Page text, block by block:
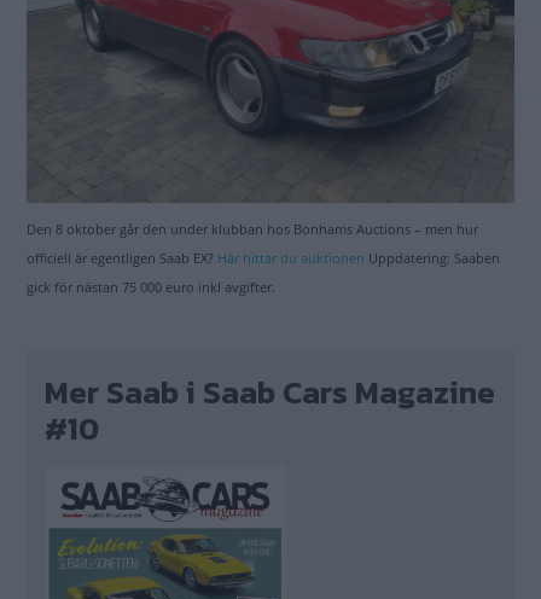
Den 8 oktober går den under klubban hos Bonhams Auctions – men hur
officiell är egentligen Saab EX? Här hittar du auktionen Uppdatering: Saaben
gick för nästan 75 000 euro inkl avgifter.
Mer Saab i Saab Cars Magazine
#10